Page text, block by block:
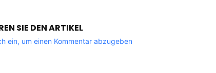
SIE DEN ARTIKEL
ein, um einen Kommentar abzugeben